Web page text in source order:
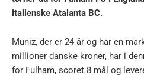
italienske Atalanta BC.
Muniz, der er 24 år og har en
millioner danske kroner, har i
for Fulham, scoret 8 mål og